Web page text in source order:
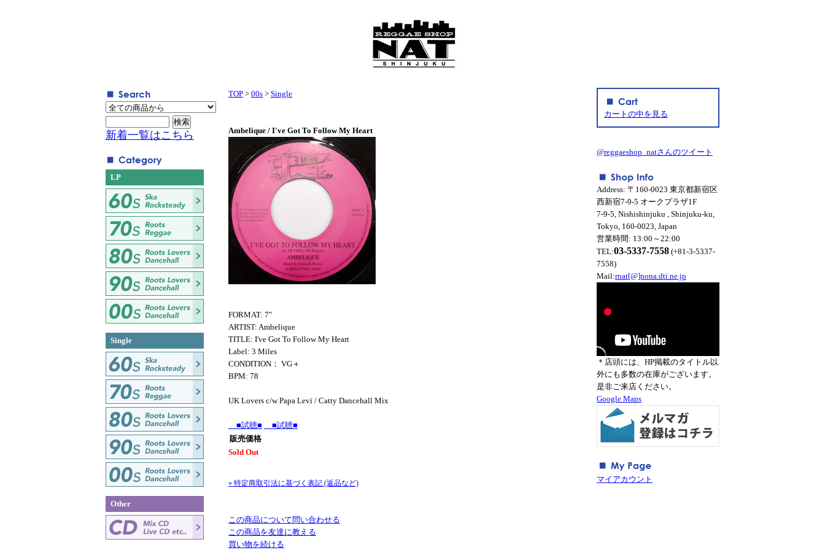
TOP > 00s > Single
Ambelique / I've Got To Follow My Heart
FORMAT: 7"
ARTIST: Ambelique
TITLE: I've Got To Follow My Heart
Label: 3 Miles
CONDITION： VG＋
BPM: 78
UK Lovers c/w Papa Levi / Catty Dancehall Mix
■試聴■
■試聴■
販売価格
Sold Out
» 特定商取引法に基づく表記 (返品など)
この商品について問い合わせる
この商品を友達に教える
買い物を続ける
新着一覧はこちら
LP
Single
Other
カートの中を見る
@reggaeshop_natさんのツイート
Address: 〒160-0023 東京都新宿区
西新宿7-9-5 オークプラザ1F
7-9-5, Nishishinjuku , Shinjuku-ku,
Tokyo, 160-0023, Japan
営業時間: 13:00～22:00
TEL:03-5337-7558 (+81-3-5337-
7558)
Mail:rnat[@]nona.dti.ne.jp
＊店頭には、HP掲載のタイトル以
外にも多数の在庫がございます。
是非ご来店ください。
Google Maps
マイアカウント